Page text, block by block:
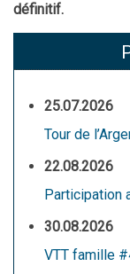
définitif.
25.07.2026
Tour de
22.08.2026
Participation
30.08.2026
VTT famille